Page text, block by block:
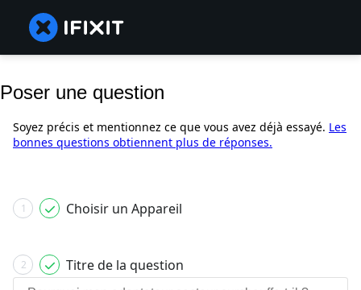
Poser une question
Soyez précis et mentionnez ce que vous avez déjà essayé. Les
bonnes questions obtiennent plus de réponses.
1 Choisir un Appareil
2 Titre de la question